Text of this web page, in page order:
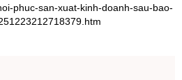
phuc-san-xuat-kinh-doanh-sau-bao-